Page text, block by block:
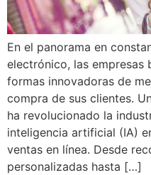
En el panorama en
electrónico, las empresas
formas innovadoras de
compra de sus clientes.
ha revolucionado la
inteligencia artificial (IA)
ventas en línea. Desde
personalizadas hasta […]